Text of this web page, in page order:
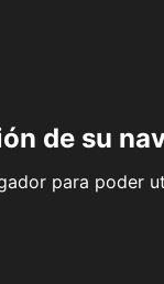
de su
para poder